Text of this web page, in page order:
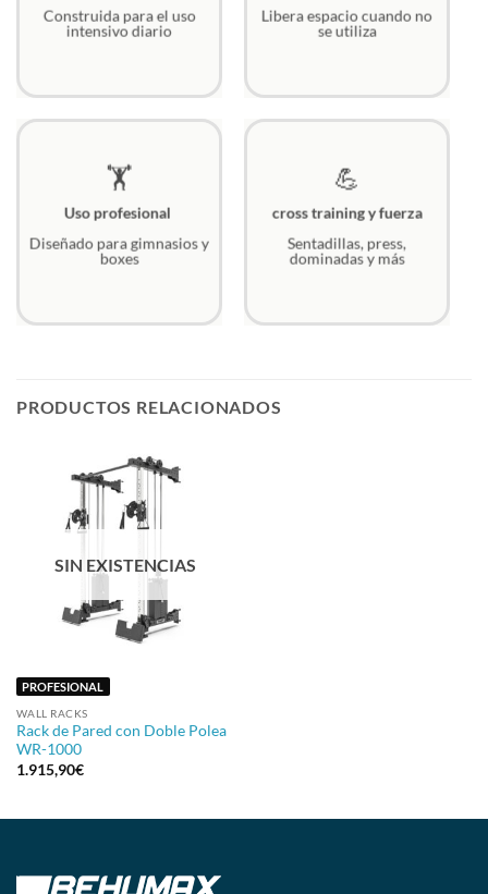
Construida para el uso
intensivo diario
Libera espacio cuando no
se utiliza
🏋️
Uso profesional
Diseñado para gimnasios y
boxes
💪
cross training y fuerza
Sentadillas, press,
dominadas y más
PRODUCTOS RELACIONADOS
SIN EXISTENCIAS
PROFESIONAL
WALL RACKS
Rack de Pared con Doble Polea
WR-1000
1.915,90€